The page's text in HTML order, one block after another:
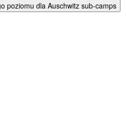
poziomu dla Auschwitz sub-camps